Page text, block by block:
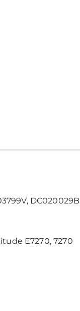
E7270, 7270